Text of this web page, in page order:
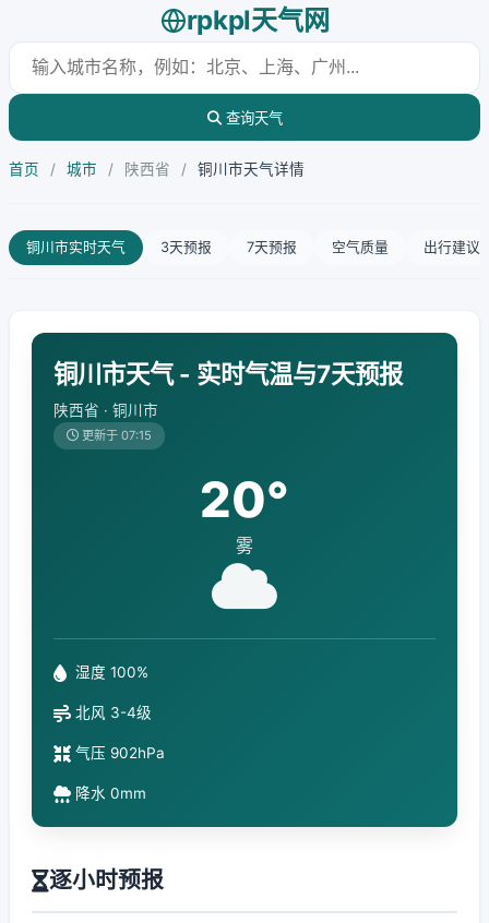
rpkpl天气网
查询天气
首页 / 城市 / 陕西省 / 铜川市天气详情
铜川市实时天气 3天预报 7天预报 空气质量 出行建议
铜川市天气 - 实时气温与7天预报
陕西省 · 铜川市
更新于 07:15
20°
雾
湿度 100%
北风 3-4级
气压 902hPa
降水 0mm
逐小时预报